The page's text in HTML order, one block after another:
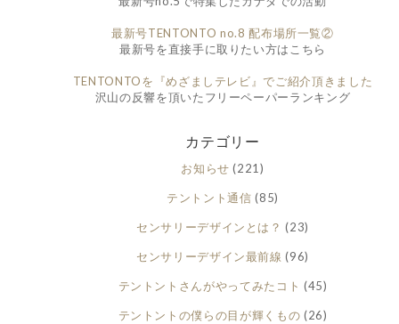
最新号TENTONTO no.8 配布場所一覧②
最新号を直接手に取りたい方はこちら
TENTONTOを『めざましテレビ』でご紹介頂きました
沢山の反響を頂いたフリーペーパーランキング
カテゴリー
お知らせ (221)
テントント通信 (85)
センサリーデザインとは？ (23)
センサリーデザイン最前線 (96)
テントントさんがやってみたコト (45)
テントントの僕らの目が輝くもの (26)